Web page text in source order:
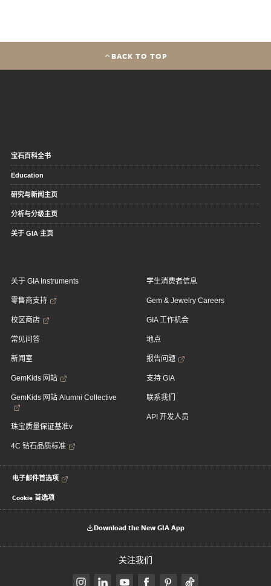
BACK TO TOP
宝石百科全书
Education
研究与新闻主页
分析与分级主页
关于 GIA 主页
关于 GIA Instruments
零售商支持
校区商店
常见问答
新闻室
GemKids 网站
GemKids 网站 Alumni Collective
珠宝质量保证基准v
4C 钻石品质标准
学生消费者信息
Gem & Jewelry Careers
GIA 工作机会
地点
报告问题
支持 GIA
联系我们
API 开发人员
电子邮件首选项
Cookie 首选项
Download the New GIA App
关注我们